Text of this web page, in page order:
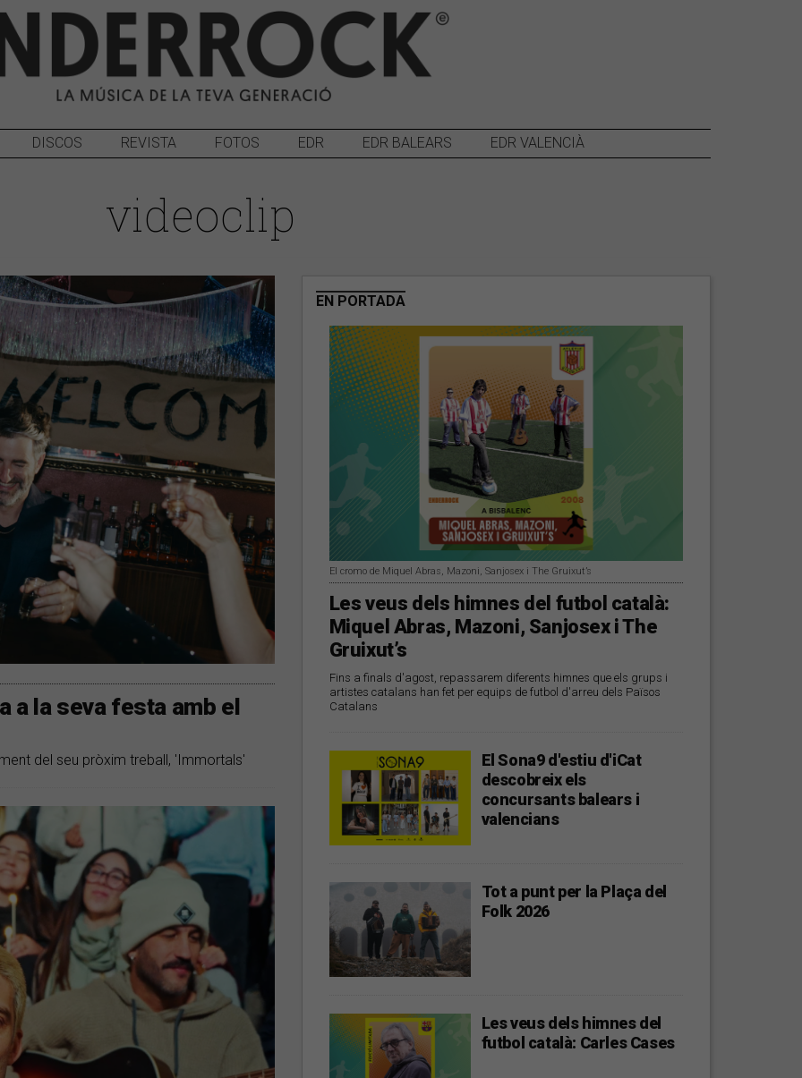
DISCOS REVISTA FOTOS EDR EDR BALEARS EDR VALENCIÀ
videoclip
a la seva festa amb el
del seu pròxim treball, 'Immortals'
EN PORTADA
El cromo de Miquel Abras, Mazoni, Sanjosex i The Gruixut’s
Les veus dels himnes del futbol català:
Miquel Abras, Mazoni, Sanjosex i The
Gruixut’s
Fins a finals d'agost, repassarem diferents himnes que els grups i
artistes catalans han fet per equips de futbol d'arreu dels Països
Catalans
El Sona9 d'estiu d'iCat
descobreix els
concursants balears i
valencians
Tot a punt per la Plaça del
Folk 2026
Les veus dels himnes del
futbol català: Carles Cases